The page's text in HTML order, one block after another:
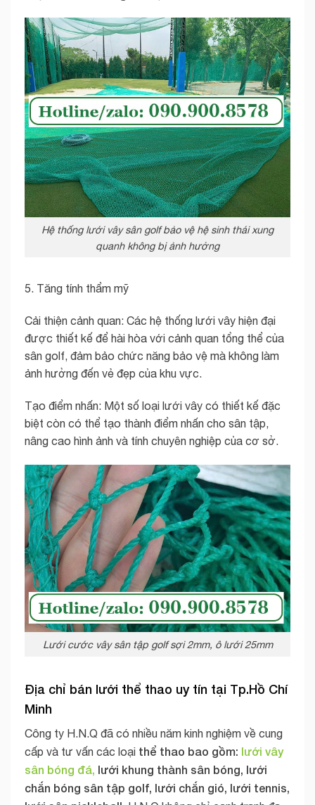
Hệ thống lưới vây sân golf bảo vệ hệ sinh thái xung
quanh không bị ảnh hưởng
5. Tăng tính thẩm mỹ
Cải thiện cảnh quan: Các hệ thống lưới vây hiện đại
được thiết kế để hài hòa với cảnh quan tổng thể của
sân golf, đảm bảo chức năng bảo vệ mà không làm
ảnh hưởng đến vẻ đẹp của khu vực.
Tạo điểm nhấn: Một số loại lưới vây có thiết kế đặc
biệt còn có thể tạo thành điểm nhấn cho sân tập,
nâng cao hình ảnh và tính chuyên nghiệp của cơ sở.
Lưới cước vây sân tập golf sợi 2mm, ô lưới 25mm
Địa chỉ bán lưới thể thao uy tín tại Tp.Hồ Chí
Minh
Công ty H.N.Q đã có nhiều năm kinh nghiệm về cung
cấp và tư vấn các loại thể thao bao gồm: lưới vây
sân bóng đá, lưới khung thành sân bóng, lưới
chắn bóng sân tập golf, lưới chắn gió, lưới tennis,